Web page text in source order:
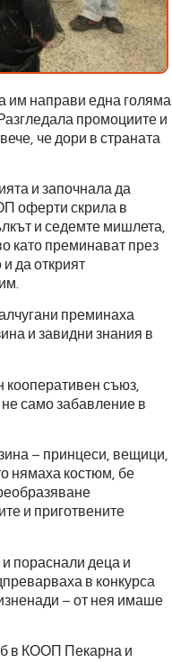
им направи една голяма
промоциите и
че дори в страната
и започнала да
оферти скрила в
и седемте мишлета,
като преминават през
да открият
преминаха
и завидни знания в
съюз,
само забавление в
– принцеси, вещици,
нямаха костюм, бе
и приготвените
пораснали деца и
в конкурса
– от нея имаше
в КООП Пекарна и